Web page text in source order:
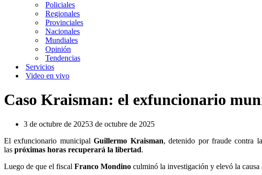
Policiales
Regionales
Provinciales
Nacionales
Mundiales
Opinión
Tendencias
Servicios
Video en vivo
Caso Kraisman: el exfuncionario
3 de octubre de 20253 de octubre de 2025
El exfuncionario municipal Guillermo Kraisman, detenido por fraude contra
las próximas horas recuperará la libertad.
Luego de que el fiscal Franco Mondino culminó la investigación y elevó la